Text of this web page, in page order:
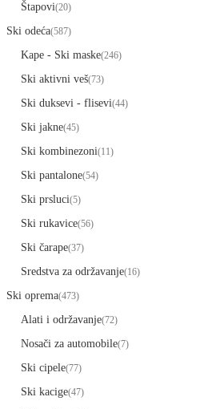
Štapovi(20)
Ski odeća(587)
Kape - Ski maske(246)
Ski aktivni veš(73)
Ski duksevi - flisevi(44)
Ski jakne(45)
Ski kombinezoni(11)
Ski pantalone(54)
Ski prsluci(5)
Ski rukavice(56)
Ski čarape(37)
Sredstva za održavanje(16)
Ski oprema(473)
Alati i održavanje(72)
Nosači za automobile(7)
Ski cipele(77)
Ski kacige(47)